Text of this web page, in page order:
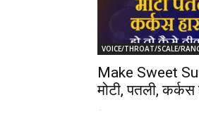
VOICE/THROAT/SCALE/
Make Sweet
मोटी, पतली, कर्कस
-